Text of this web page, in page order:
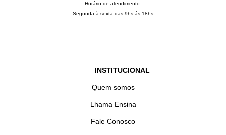
Horário de atendimento:
Segunda à sexta das 9hs ás 18hs
INSTITUCIONAL
Quem somos
Lhama Ensina
Fale Conosco